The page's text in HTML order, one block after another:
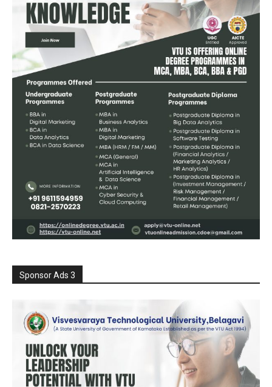
Sponsor Ads 3